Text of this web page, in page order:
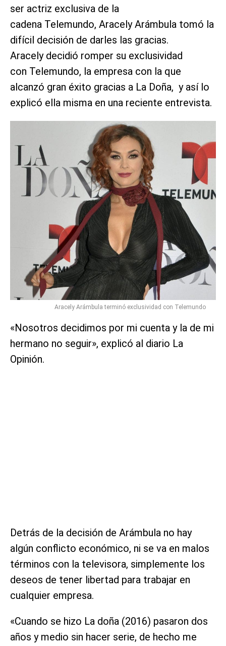
ser actriz exclusiva de la
cadena Telemundo, Aracely Arámbula tomó la
difícil decisión de darles las gracias.
Aracely decidió romper su exclusividad
con Telemundo, la empresa con la que
alcanzó gran éxito gracias a La Doña, y así lo
explicó ella misma en una reciente entrevista.
Aracely Arámbula terminó exclusividad con Telemundo
«Nosotros decidimos por mi cuenta y la de mi
hermano no seguir», explicó al diario La
Opinión.
Detrás de la decisión de Arámbula no hay
algún conflicto económico, ni se va en malos
términos con la televisora, simplemente los
deseos de tener libertad para trabajar en
cualquier empresa.
«Cuando se hizo La doña (2016) pasaron dos
años y medio sin hacer serie, de hecho me